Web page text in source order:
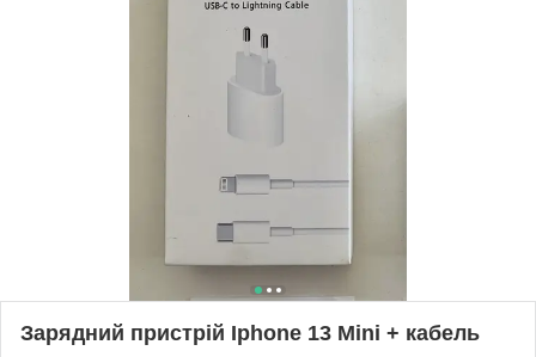
Зарядний пристрій Iphone 13 Mini + кабель